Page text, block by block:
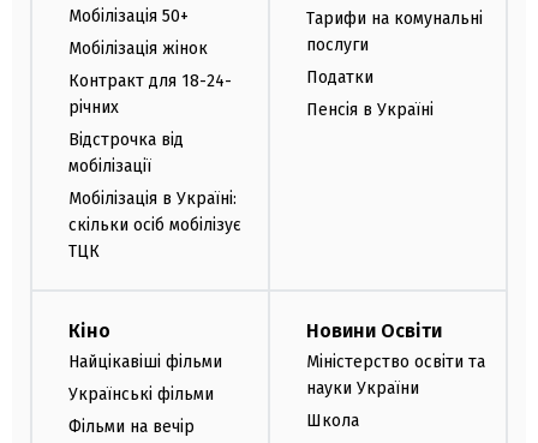
Мобілізація 50+
Мобілізація жінок
Контракт для 18-24-
річних
Відстрочка від
мобілізації
Мобілізація в Україні:
скільки осіб мобілізує
ТЦК
Тарифи на комунальні
послуги
Податки
Пенсія в Україні
Кіно
Найцікавіші фільми
Українські фільми
Фільми на вечір
Новини Освіти
Міністерство освіти та
науки України
Школа